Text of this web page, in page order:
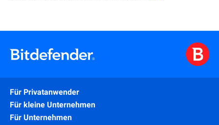
Für Privatanwender
Für kleine Unternehmen
Für Unternehmen